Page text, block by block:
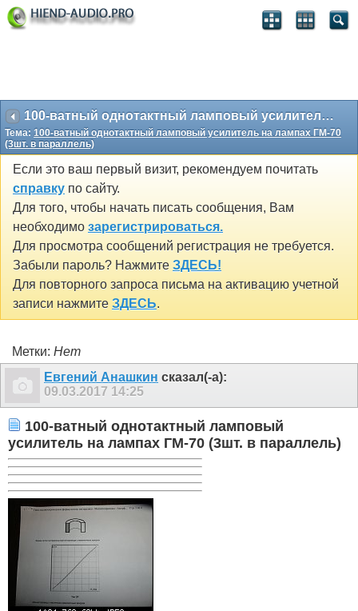
100-ватный однотактный ламповый усилитель на лампах ГМ-70 (3шт. в параллель)
Тема: 100-ватный однотактный ламповый усилитель на лампах ГМ-70
(3шт. в параллель)
Если это ваш первый визит, рекомендуем почитать
справку по сайту.
Для того, чтобы начать писать сообщения, Вам
необходимо зарегистрироваться.
Для просмотра сообщений регистрация не требуется.
Забыли пароль? Нажмите ЗДЕСЬ!
Для повторного запроса письма на активацию учетной
записи нажмите ЗДЕСЬ.
Метки: Нет
Евгений Анашкин сказал(-а):
09.03.2017 14:25
100-ватный однотактный ламповый
усилитель на лампах ГМ-70 (3шт. в параллель)